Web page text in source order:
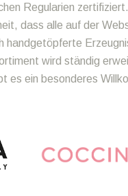
Regularien
dass alle auf der
handgetöpferte
wird ständig
es ein besonderes